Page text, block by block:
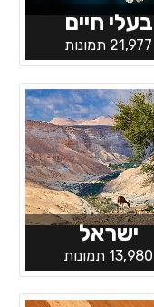
בעלי חיים
21,977 תמונות
ישראל
13,980 תמונות